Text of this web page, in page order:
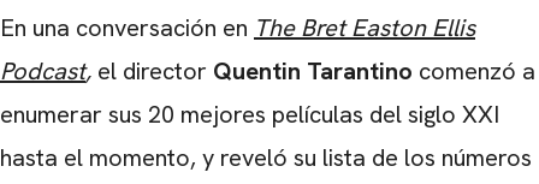
En una conversación en The Bret Easton Ellis
Podcast, el director Quentin Tarantino comenzó a
enumerar sus 20 mejores películas del siglo XXI
hasta el momento, y reveló su lista de los números